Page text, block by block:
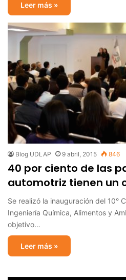
Leer más »
Blog UDLAP 9 abril, 2015 846
40 por ciento de las
automotriz tienen un
Se realizó la inauguración del 10°
Ingeniería Química, Alimentos y
objetivo…
Leer más »